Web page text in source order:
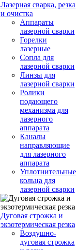
Лазерная сварка, резка
и очистка
Аппараты
лазерной сварки
Горелки
лазерные
Сопла для
лазерной сварки
Линзы для
лазерной сварки
Ролики
подающего
механизма для
лазерного
аппарата
Каналы
направляющие
для лазерного
аппарата
Уплотнительные
кольца для
лазерной сварки
Дуговая строжка и
экзотермическая резка
Воздушно-
дуговая строжка